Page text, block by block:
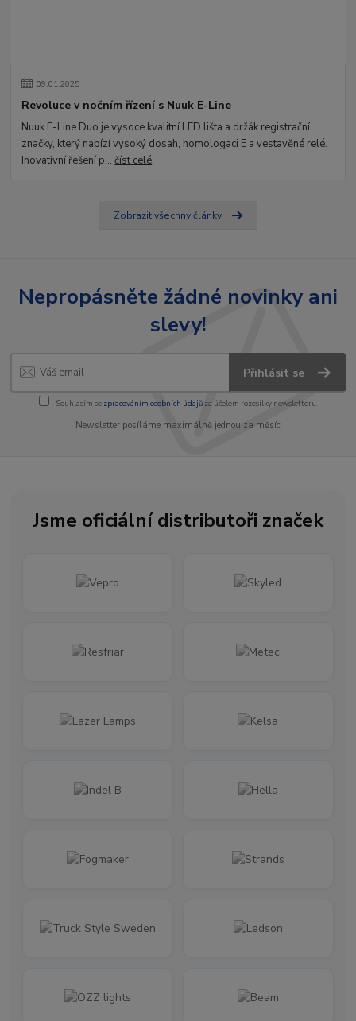
09.01.2025
Revoluce v nočním řízení s Nuuk E-Line
Nuuk E-Line Duo je vysoce kvalitní LED lišta a držák registrační
značky, který nabízí vysoký dosah, homologaci E a vestavěné relé.
Inovativní řešení p...číst celé
Zobrazit všechny články
Nepropásněte žádné novinky ani
slevy!
Přihlásit se
Souhlasím se zpracováním osobních údajůza účelem rozesílky newsletteru.
Newsletter posíláme maximálně jednou za měsíc
Jsme oficiální distributoři značek